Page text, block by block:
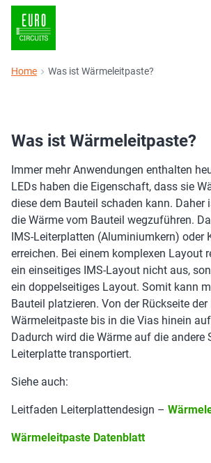
Home Was ist Wärmeleitpaste?
Was ist Wärmeleitpaste?
Immer mehr Anwendungen enthalten
LEDs haben die Eigenschaft, dass sie
diese dem Bauteil schaden kann. Daher
die Wärme vom Bauteil wegzuführen.
IMS-Leiterplatten (Aluminiumkern) oder
erreichen. Bei einem komplexen Layout
ein einseitiges IMS-Layout nicht aus,
ein doppelseitiges Layout. Somit kann
Bauteil platzieren. Von der Rückseite
Wärmeleitpaste bis in die Vias hinein
Dadurch wird die Wärme auf die andere
Leiterplatte transportiert.
Siehe auch:
Leitfaden Leiterplattendesign –
Wärmeleitpaste Datenblatt